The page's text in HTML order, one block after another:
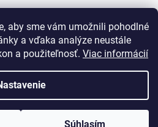
aby sme vám umožnili pohodlné
a vďaka analýze neustále
a použiteľnosť. Viac informácií
Súhlasím
Vytvoril Shoptet